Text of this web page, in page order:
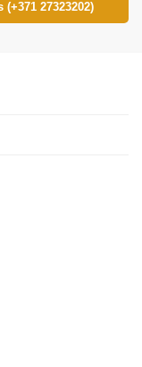
27323202)